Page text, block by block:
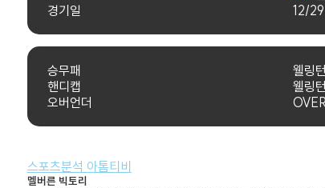
경기일
12/
승무패 웰링
핸디캡
웰링
오버언더
스포츠분석 아톰티비
멜버른 빅토리